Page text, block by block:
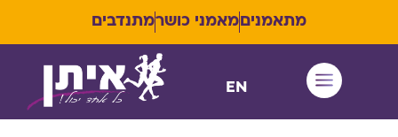
מתאמנים מאמני כושרמתנדבים
EN